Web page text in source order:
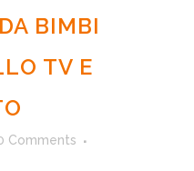
BIMBI
TV E
Comments